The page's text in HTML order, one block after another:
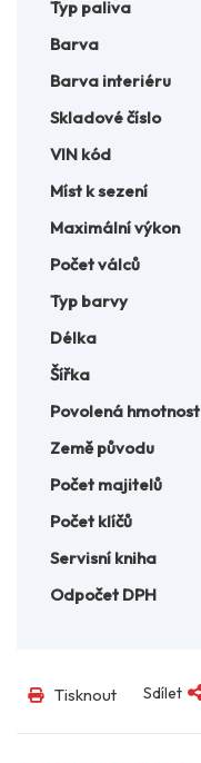
Typ paliva
Barva
Barva interiéru
Skladové číslo
VIN kód
Míst k sezení
Maximální výkon
Počet válců
Typ barvy
Délka
Šířka
Povolená hmotnost
Země původu
Počet majitelů
Počet klíčů
Servisní kniha
Odpočet DPH
Tisknout Sdílet